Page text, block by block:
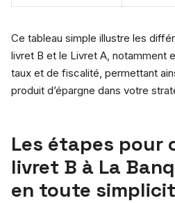
Ce tableau simple illustre les
livret B et le Livret A, notamment
taux et de fiscalité, permettant
produit d’épargne dans votre
Les étapes pour
livret B à La
en toute